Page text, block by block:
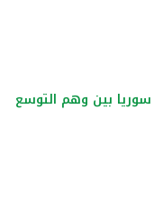
بين وهم التوسع